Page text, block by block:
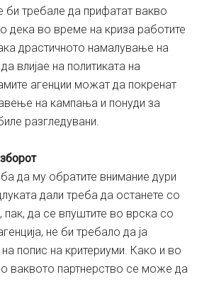
би требале да прифатат вакво
дека во време на криза работите
драстичното намалување на
влијае на политиката на
агенции можат да покренат
на кампања и понуди за
разгледувани.
да му обратите внимание дури
дали треба да останете со
пак, да се впуштите во врска со
не би требало да ја
попис на критериуми. Како и во
ваквото партнерство сe може да